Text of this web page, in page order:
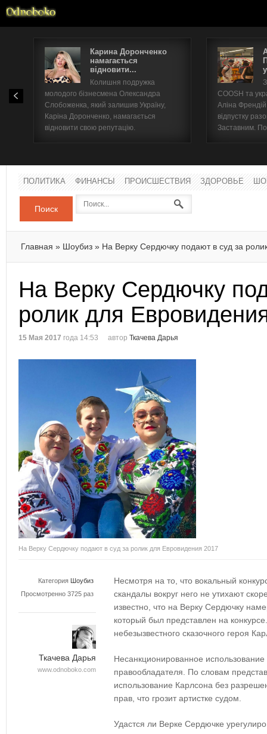
Карина Доронченко
намагається
відновити...
Колишня подружка
молодого бізнесмена Олександра
Слобоженка, який залишив Україну,
Каріна Доронченко, намагається
відновити свою репутацію.
COOSH та
Аліна
відпустку
Заставним.
ПОЛИТИКА ФИНАНСЫ ПРОИСШЕСТВИЯ ЗДОРОВЬЕ
Поиск
Главная » Шоубиз » На Верку Сердючку подают в суд за
На Верку Сердючку
ролик для
15 Мая 2017 года 14:53 автор Ткачева Дарья
На Верку Сердючку подают в суд за ролик для Евровидения 2017
Категория Шоубиз
Просмотренно 3725 раз
Ткачева Дарья
www.odnoboko.com
Несмотря на то, что вокальный
скандалы вокруг него не утихают
известно, что на Верку Сердючку
который был представлен на
небезызвестного сказочного героя
Несанкционированное
правообладателя. По словам
использование Карлсона без
прав, что грозит артистке судом.
Удастся ли Верке Сердючке
Имя